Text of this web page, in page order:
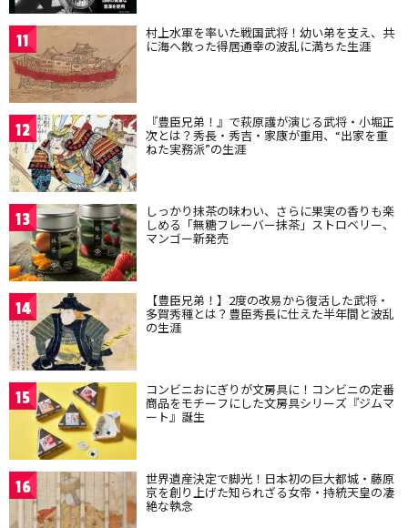
11 村上水軍を率いた戦国武将！幼い弟を支え、共
に海へ散った得居通幸の波乱に満ちた生涯
12 『豊臣兄弟！』で萩原護が演じる武将・小堀正
次とは？秀長・秀吉・家康が重用、“出家を重
ねた実務派”の生涯
13 しっかり抹茶の味わい、さらに果実の香りも楽
しめる「無糖フレーバー抹茶」ストロベリー、
マンゴー新発売
14 【豊臣兄弟！】2度の改易から復活した武将・
多賀秀種とは？豊臣秀長に仕えた半年間と波乱
の生涯
15 コンビニおにぎりが文房具に！コンビニの定番
商品をモチーフにした文房具シリーズ『ジムマ
ート』誕生
16 世界遺産決定で脚光！日本初の巨大都城・藤原
京を創り上げた知られざる女帝・持統天皇の凄
絶な執念